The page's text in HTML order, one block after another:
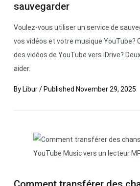
sauvegarder
Voulez-vous utiliser un service de
vos vidéos et votre musique YouTube?
des vidéos de YouTube vers iDrive?
aider.
By Libur/ Published November 29, 2025